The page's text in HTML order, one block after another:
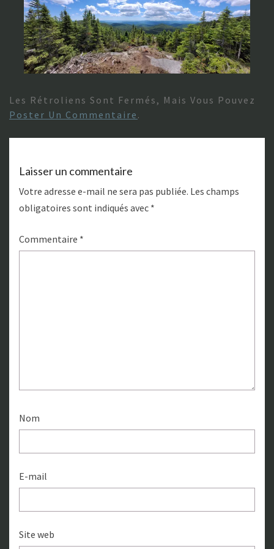
Les Rétroliens Sont Fermés, Mais Vous Pouvez
Poster Un Commentaire .
Laisser un commentaire
Votre adresse e-mail ne sera pas publiée. Les champs
obligatoires sont indiqués avec *
Commentaire *
Nom
E-mail
Site web